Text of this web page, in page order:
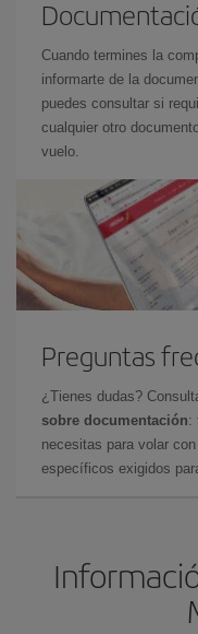
Cuando termines la
informarte de la
puedes consultar si
cualquier otro
vuelo.
Preguntas
¿Tienes dudas?
sobre documentación:
necesitas para volar
específicos exigidos